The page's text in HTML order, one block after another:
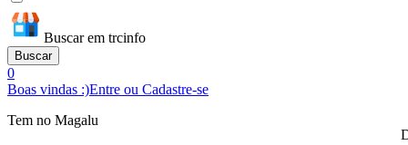
Buscar em trcinfo
Buscar
0
Boas vindas :)Entre ou Cadastre-se
Tem no Magalu